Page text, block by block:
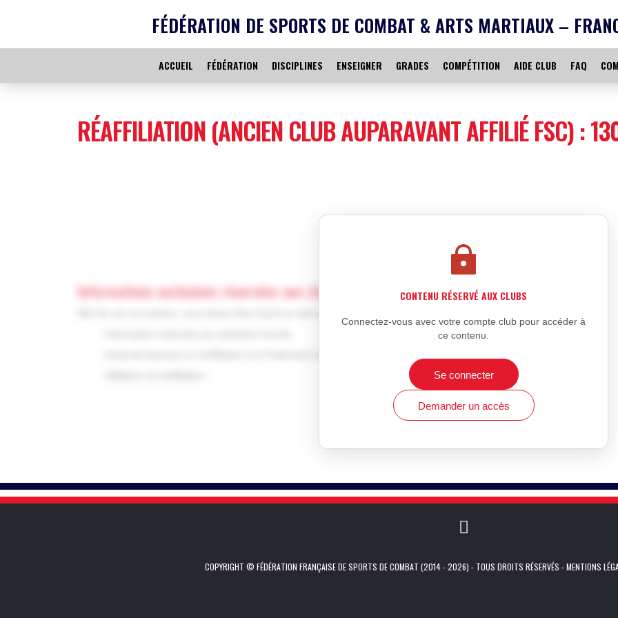
FÉDÉRATION DE SPORTS DE COMBAT & ARTS MARTIAUX –
ACCUEIL FÉDÉRATION DISCIPLINES ENSEIGNER GRADES COMPÉTITION AIDE CLUB FAQ
RÉAFFILIATION (ANCIEN CLUB AUPARAVANT AFFILIÉ FSC) :
Informations exclusives réservées aux club fédéraux CONTENU RÉSERVÉ AUX CLUBS
Connectez-vous avec votre compte club pour accéder à
ce contenu.
Se connecter
Demander un accès
COPYRIGHT © FÉDÉRATION FRANÇAISE DE SPORTS DE COMBAT (2014 - 2026) - TOUS DROITS RÉSERVÉS -MENTIONS